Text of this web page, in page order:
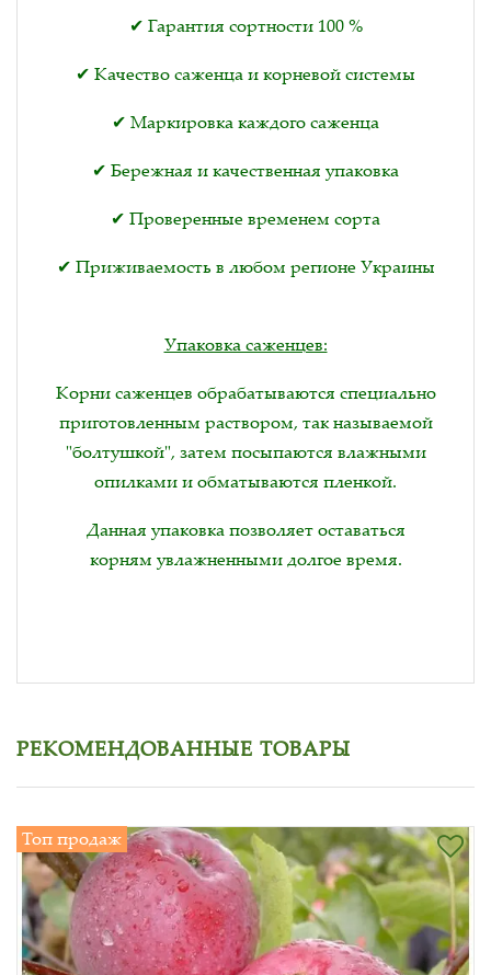
✔ Гарантия сортности 100 %
✔ Качество саженца и корневой системы
✔ Маркировка каждого саженца
✔ Бережная и качественная упаковка
✔ Проверенные временем сорта
✔ Приживаемость в любом регионе Украины
Упаковка саженцев:
Корни саженцев обрабатываются специально
приготовленным раствором, так называемой
"болтушкой", затем посыпаются влажными
опилками и обматываются пленкой.
Данная упаковка позволяет оставаться
корням увлажненными долгое время.
РЕКОМЕНДОВАННЫЕ ТОВАРЫ
Топ продаж